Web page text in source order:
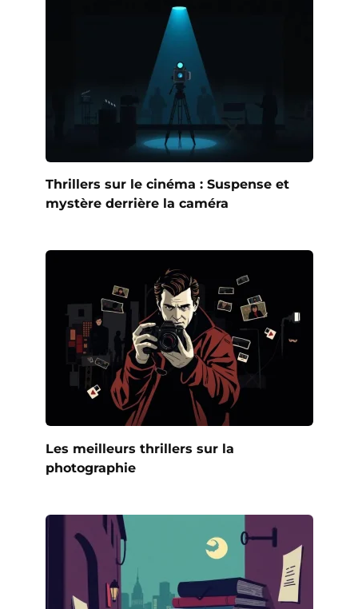
Thrillers sur le cinéma : Suspense et
mystère derrière la caméra
Les meilleurs thrillers sur la
photographie